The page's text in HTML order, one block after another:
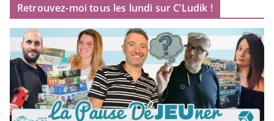
Retrouvez-moi tous les lundi sur C’Ludik !